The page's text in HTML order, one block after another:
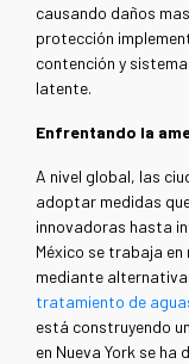
causando daños
protección
contención y
latente.
Enfrentando la
A nivel global, las
adoptar medidas
innovadoras hasta
México se trabaja
mediante
tratamiento de
está construyendo un
en Nueva York se ha